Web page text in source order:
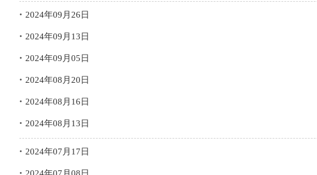
2024年09月26日
2024年09月13日
2024年09月05日
2024年08月20日
2024年08月16日
2024年08月13日
2024年07月17日